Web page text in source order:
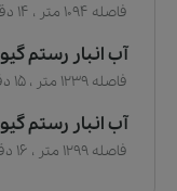
فاصله 1094 متر ، 14 دقیقه پیاده و 3 دقیقه با خودرو
آب انبار رستم گیو
فاصله 1239 متر ، 15 دقیقه پیاده و 4 دقیقه با خودرو
آب انبار رستم گیو
فاصله 1299 متر ، 16 دقیقه پیاده و 4 دقیقه با خودرو